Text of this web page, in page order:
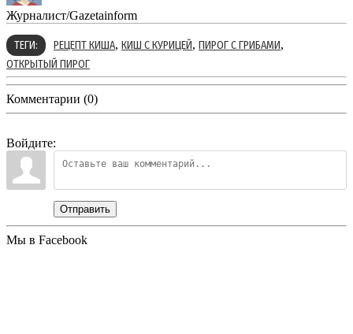
Журналист/Gazetainform
ТЕГИ: РЕЦЕПТ КИША, КИШ С КУРИЦЕЙ, ПИРОГ С ГРИБАМИ,
ОТКРЫТЫЙ ПИРОГ
Комментарии (0)
Войдите:
Отправить
Мы в Facebook